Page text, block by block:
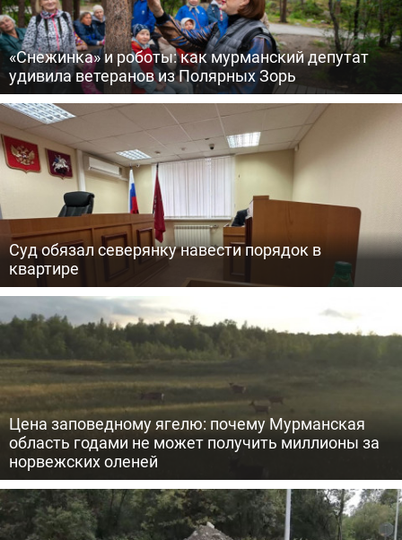
«Снежинка» и роботы: как мурманский депутат
удивила ветеранов из Полярных Зорь
Суд обязал северянку навести порядок в
квартире
Цена заповедному ягелю: почему Мурманская
область годами не может получить миллионы за
норвежских оленей